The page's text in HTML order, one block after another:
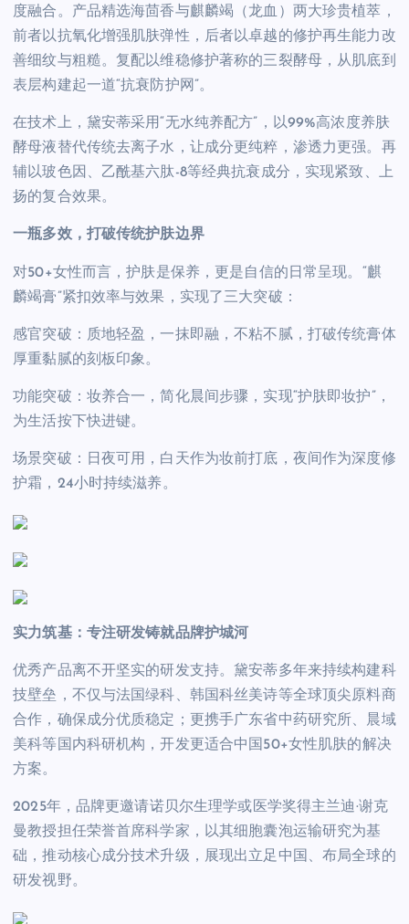
度融合。产品精选海茴香与麒麟竭（龙血）两大珍贵植萃，
前者以抗氧化增强肌肤弹性，后者以卓越的修护再生能力改
善细纹与粗糙。复配以维稳修护著称的三裂酵母，从肌底到
表层构建起一道“抗衰防护网”。
在技术上，黛安蒂采用“无水纯养配方”，以99%高浓度养肤
酵母液替代传统去离子水，让成分更纯粹，渗透力更强。再
辅以玻色因、乙酰基六肽-8等经典抗衰成分，实现紧致、上
扬的复合效果。
一瓶多效，打破传统护肤边界
对50+女性而言，护肤是保养，更是自信的日常呈现。“麒
麟竭膏”紧扣效率与效果，实现了三大突破：
感官突破：质地轻盈，一抹即融，不粘不腻，打破传统膏体
厚重黏腻的刻板印象。
功能突破：妆养合一，简化晨间步骤，实现“护肤即妆护”，
为生活按下快进键。
场景突破：日夜可用，白天作为妆前打底，夜间作为深度修
护霜，24小时持续滋养。
实力筑基：专注研发铸就品牌护城河
优秀产品离不开坚实的研发支持。黛安蒂多年来持续构建科
技壁垒，不仅与法国绿科、韩国科丝美诗等全球顶尖原料商
合作，确保成分优质稳定；更携手广东省中药研究所、晨域
美科等国内科研机构，开发更适合中国50+女性肌肤的解决
方案。
2025年，品牌更邀请诺贝尔生理学或医学奖得主兰迪·谢克
曼教授担任荣誉首席科学家，以其细胞囊泡运输研究为基
础，推动核心成分技术升级，展现出立足中国、布局全球的
研发视野。